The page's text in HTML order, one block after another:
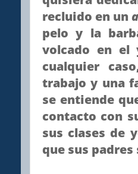
recluido en un
pelo y la
volcado en el
cualquier
trabajo y una
se entiende
contacto con
sus clases de
que sus